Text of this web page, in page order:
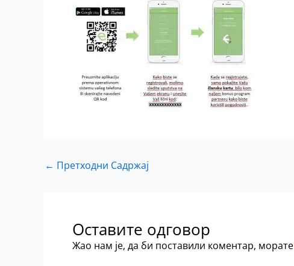
← Претходни Садржај
Оставите одговор
Жао нам је, да би поставили коментар, морате